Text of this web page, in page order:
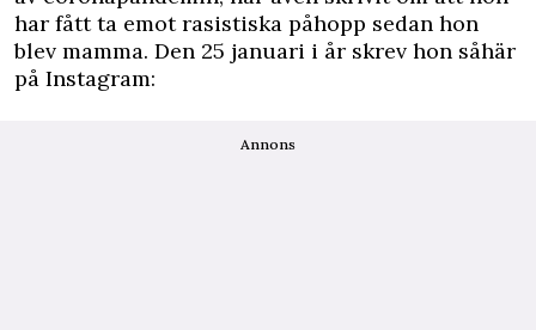
har fått ta emot rasistiska påhopp sedan hon
blev mamma. Den 25 januari i år skrev hon såhär
på Instagram:
Annons